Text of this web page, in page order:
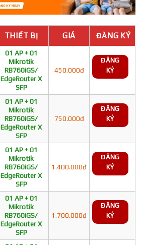
THIẾT BỊ GIÁ ĐĂNG KÝ
01 AP + 01
Mikrotik
RB760iGS/
EdgeRouter X
SFP
450.000đ
ĐĂNG
KÝ
01 AP + 01
Mikrotik
RB760iGS/
EdgeRouter X
SFP
750.000đ
ĐĂNG
KÝ
01 AP + 01
Mikrotik
RB760iGS/
EdgeRouter X
SFP
1.400.000đ
ĐĂNG
KÝ
01 AP + 01
Mikrotik
RB760iGS/
EdgeRouter X
SFP
1.700.000đ
ĐĂNG
KÝ